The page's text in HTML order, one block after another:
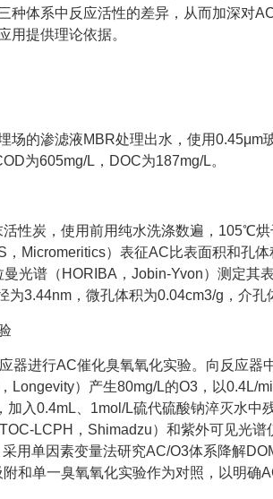
种体系中反应活性的差异，从而加深对
用提供理论依据。
场的渗滤液MBR处理出水，使用
为605mg/L，DOC为187mg/L。
性炭，使用前用纯水洗涤数遍，105℃
，Micromeritics）表征AC比表面积和孔
光谱（HORIBA，Jobin-Yvon）测定其
为3.44nm，微孔体积为0.04cm3/g，介孔
器进行AC催化臭氧氧化实验。向反应器
Longevity）产生80mg/L的O3，以0.4L/
加入0.4mL、1mol/L硫代硫酸钠淬灭水中
LCPH，Shimadzu）和紫外可见光
用单因素变量法研究AC/O3体系降解
和单一臭氧氧化实验作为对照，以明确